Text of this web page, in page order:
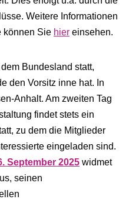
Weitere Informationen
können Sie hier einsehen.
Bundesland statt,
den Vorsitz inne hat. In
Anhalt. Am zweiten Tag
findet stets ein
zu dem die Mitglieder
eingeladen sind.
September 2025 widmet
seinen